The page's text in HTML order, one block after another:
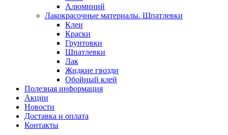
Алюминий
Лакокрасочные материалы. Шпатлевки
Клеи
Краски
Грунтовки
Шпатлевки
Лак
Жидкие гвозди
Обойный клей
Полезная информация
Акции
Новости
Доставка и оплата
Контакты